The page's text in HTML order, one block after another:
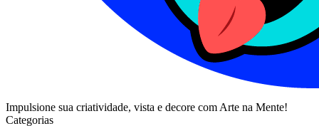
Impulsione sua criatividade, vista e decore com Arte na Mente!
Categorias